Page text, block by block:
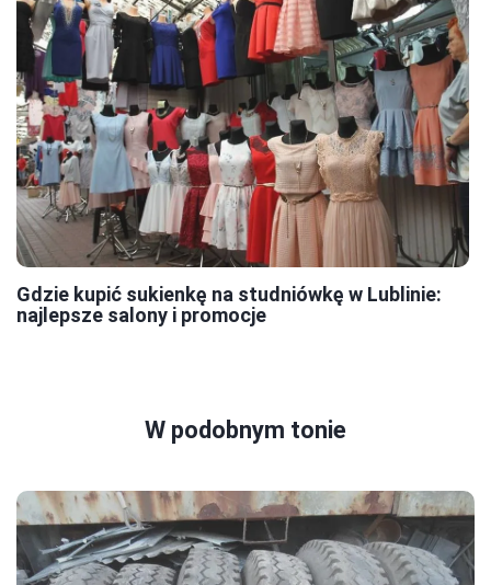
Gdzie kupić sukienkę na studniówkę w Lublinie:
najlepsze salony i promocje
W podobnym tonie